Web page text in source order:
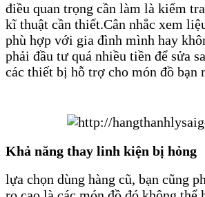
điều quan trọng cần làm là kiểm
kĩ thuật cần thiết.Cân nhắc xem
phù hợp với gia đình mình hay
phải đầu tư quá nhiều tiền để sửa
các thiết bị hỗ trợ cho món đồ bạn
Khả năng thay linh kiện bị hỏng
lựa chọn dùng hàng cũ, bạn cũng